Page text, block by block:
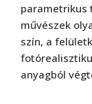
parametrikus
művészek
szín, a
anyagból